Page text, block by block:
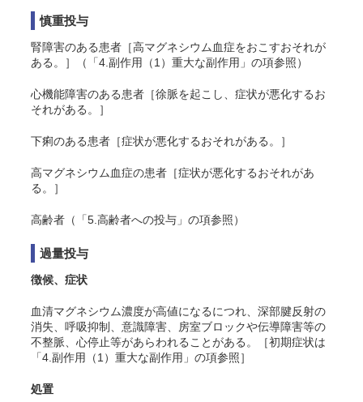
慎重投与
腎障害のある患者［高マグネシウム血症をおこすおそれが
ある。］（「4.副作用（1）重大な副作用」の項参照）
心機能障害のある患者［徐脈を起こし、症状が悪化するお
それがある。］
下痢のある患者［症状が悪化するおそれがある。］
高マグネシウム血症の患者［症状が悪化するおそれがあ
る。］
高齢者（「5.高齢者への投与」の項参照）
過量投与
徴候、症状
血清マグネシウム濃度が高値になるにつれ、深部腱反射の
消失、呼吸抑制、意識障害、房室ブロックや伝導障害等の
不整脈、心停止等があらわれることがある。［初期症状は
「4.副作用（1）重大な副作用」の項参照］
処置